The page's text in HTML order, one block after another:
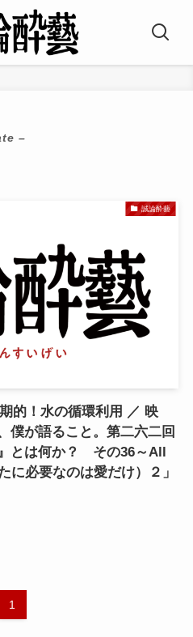
–
誠論酔藝
的！水の循環利用 ／ 映
僕が語ること。第二六二回
とは何か？ その36～All
に必要なのは愛だけ）２」
1